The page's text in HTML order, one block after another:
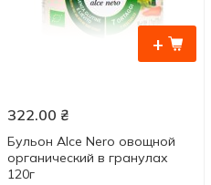
+
322.00 ₴
Бульон Alce Nero овощной
органический в гранулах
120г